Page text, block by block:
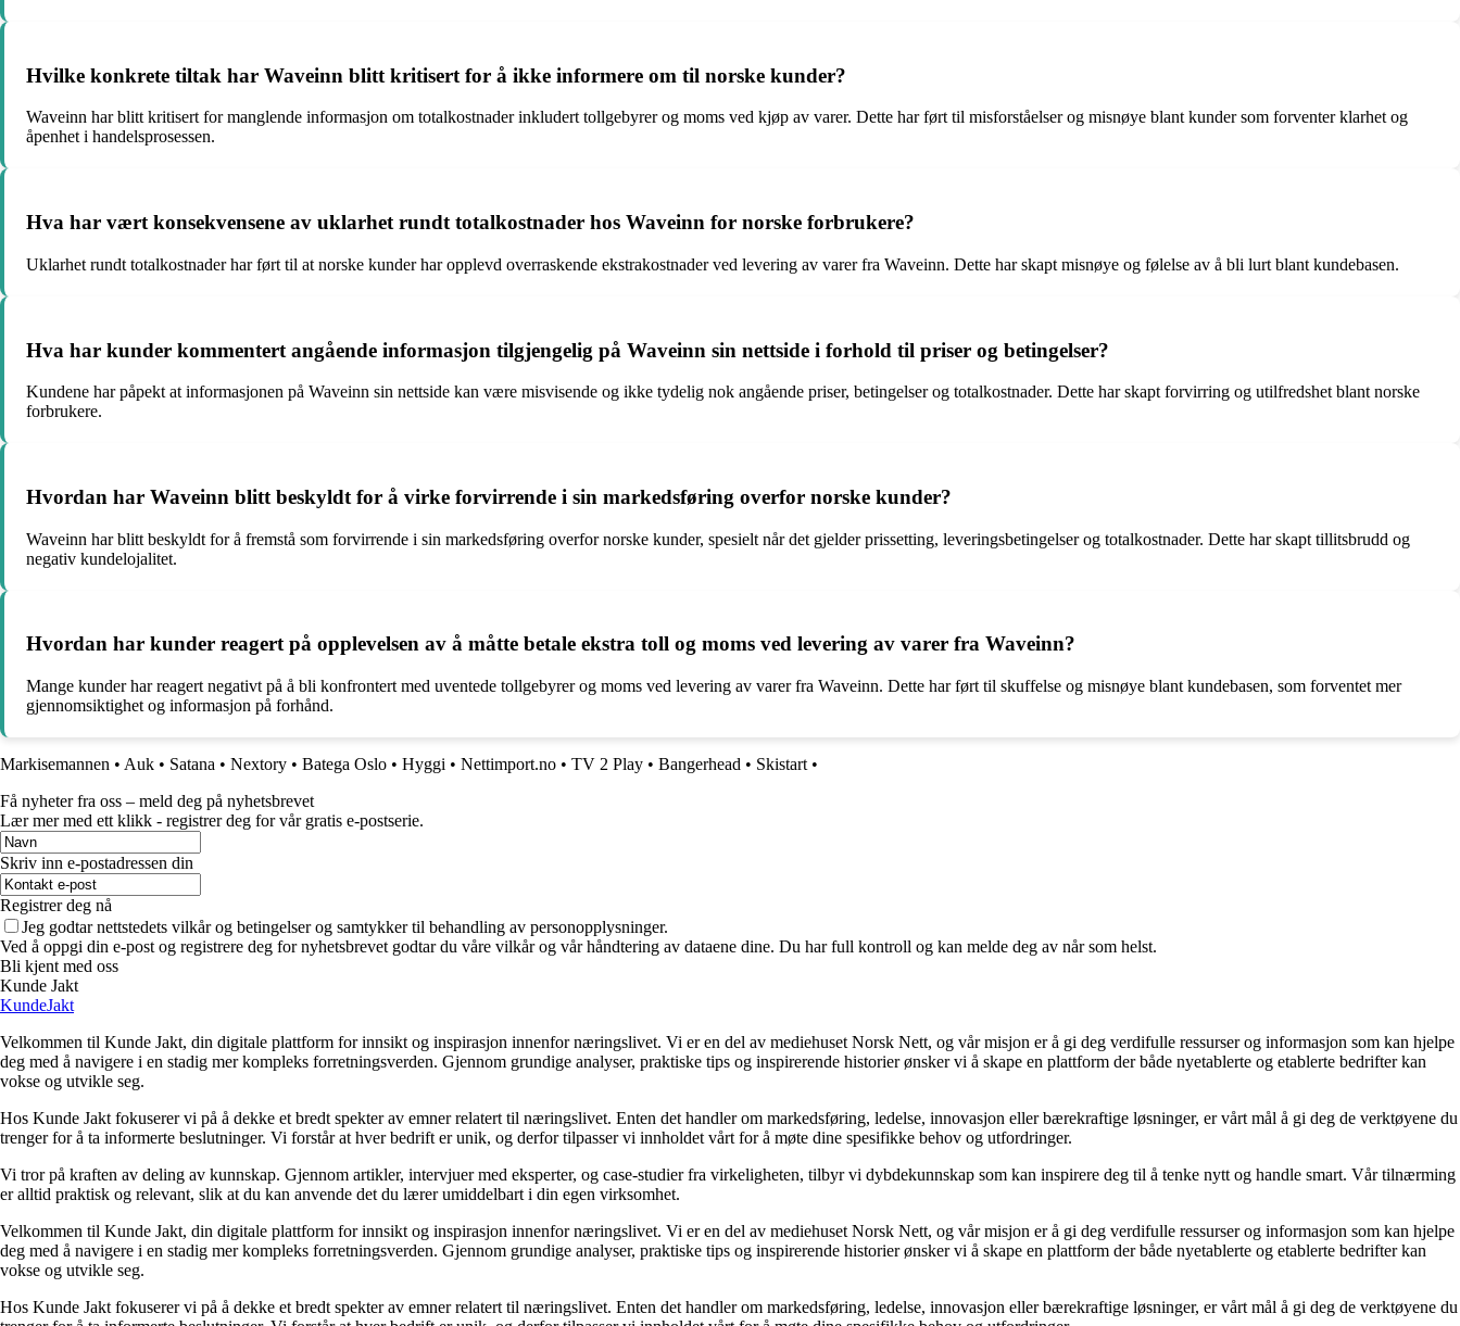
Hvilke konkrete tiltak har Waveinn blitt kritisert for å ikke informere om til norske kunder?
Waveinn har blitt kritisert for manglende informasjon om totalkostnader inkludert tollgebyrer og moms ved kjøp av varer. Dette har ført til misforståelser og misnøye blant kunder som forventer klarhet og
åpenhet i handelsprosessen.
Hva har vært konsekvensene av uklarhet rundt totalkostnader hos Waveinn for norske forbrukere?
Uklarhet rundt totalkostnader har ført til at norske kunder har opplevd overraskende ekstrakostnader ved levering av varer fra Waveinn. Dette har skapt misnøye og følelse av å bli lurt blant kundebasen.
Hva har kunder kommentert angående informasjon tilgjengelig på Waveinn sin nettside i forhold til priser og betingelser?
Kundene har påpekt at informasjonen på Waveinn sin nettside kan være misvisende og ikke tydelig nok angående priser, betingelser og totalkostnader. Dette har skapt forvirring og utilfredshet blant norske
forbrukere.
Hvordan har Waveinn blitt beskyldt for å virke forvirrende i sin markedsføring overfor norske kunder?
Waveinn har blitt beskyldt for å fremstå som forvirrende i sin markedsføring overfor norske kunder, spesielt når det gjelder prissetting, leveringsbetingelser og totalkostnader. Dette har skapt tillitsbrudd og
negativ kundelojalitet.
Hvordan har kunder reagert på opplevelsen av å måtte betale ekstra toll og moms ved levering av varer fra Waveinn?
Mange kunder har reagert negativt på å bli konfrontert med uventede tollgebyrer og moms ved levering av varer fra Waveinn. Dette har ført til skuffelse og misnøye blant kundebasen, som forventet mer
gjennomsiktighet og informasjon på forhånd.
Markisemannen • Auk • Satana • Nextory • Batega Oslo • Hyggi • Nettimport.no • TV 2 Play • Bangerhead • Skistart •
Få nyheter fra oss – meld deg på nyhetsbrevet
Lær mer med ett klikk - registrer deg for vår gratis e-postserie.
Skriv inn e-postadressen din
Registrer deg nå
Jeg godtar nettstedets vilkår og betingelser og samtykker til behandling av personopplysninger.
Ved å oppgi din e-post og registrere deg for nyhetsbrevet godtar du våre vilkår og vår håndtering av dataene dine. Du har full kontroll og kan melde deg av når som helst.
Bli kjent med oss
Kunde Jakt
KundeJakt
Velkommen til Kunde Jakt, din digitale plattform for innsikt og inspirasjon innenfor næringslivet. Vi er en del av mediehuset Norsk Nett, og vår misjon er å gi deg verdifulle ressurser og informasjon som kan hjelpe
deg med å navigere i en stadig mer kompleks forretningsverden. Gjennom grundige analyser, praktiske tips og inspirerende historier ønsker vi å skape en plattform der både nyetablerte og etablerte bedrifter kan
vokse og utvikle seg.
Hos Kunde Jakt fokuserer vi på å dekke et bredt spekter av emner relatert til næringslivet. Enten det handler om markedsføring, ledelse, innovasjon eller bærekraftige løsninger, er vårt mål å gi deg de verktøyene du
trenger for å ta informerte beslutninger. Vi forstår at hver bedrift er unik, og derfor tilpasser vi innholdet vårt for å møte dine spesifikke behov og utfordringer.
Vi tror på kraften av deling av kunnskap. Gjennom artikler, intervjuer med eksperter, og case-studier fra virkeligheten, tilbyr vi dybdekunnskap som kan inspirere deg til å tenke nytt og handle smart. Vår tilnærming
er alltid praktisk og relevant, slik at du kan anvende det du lærer umiddelbart i din egen virksomhet.
Velkommen til Kunde Jakt, din digitale plattform for innsikt og inspirasjon innenfor næringslivet. Vi er en del av mediehuset Norsk Nett, og vår misjon er å gi deg verdifulle ressurser og informasjon som kan hjelpe
deg med å navigere i en stadig mer kompleks forretningsverden. Gjennom grundige analyser, praktiske tips og inspirerende historier ønsker vi å skape en plattform der både nyetablerte og etablerte bedrifter kan
vokse og utvikle seg.
Hos Kunde Jakt fokuserer vi på å dekke et bredt spekter av emner relatert til næringslivet. Enten det handler om markedsføring, ledelse, innovasjon eller bærekraftige løsninger, er vårt mål å gi deg de verktøyene du